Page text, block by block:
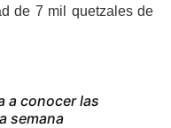
de 7 mil quetzales de
a conocer las
semana